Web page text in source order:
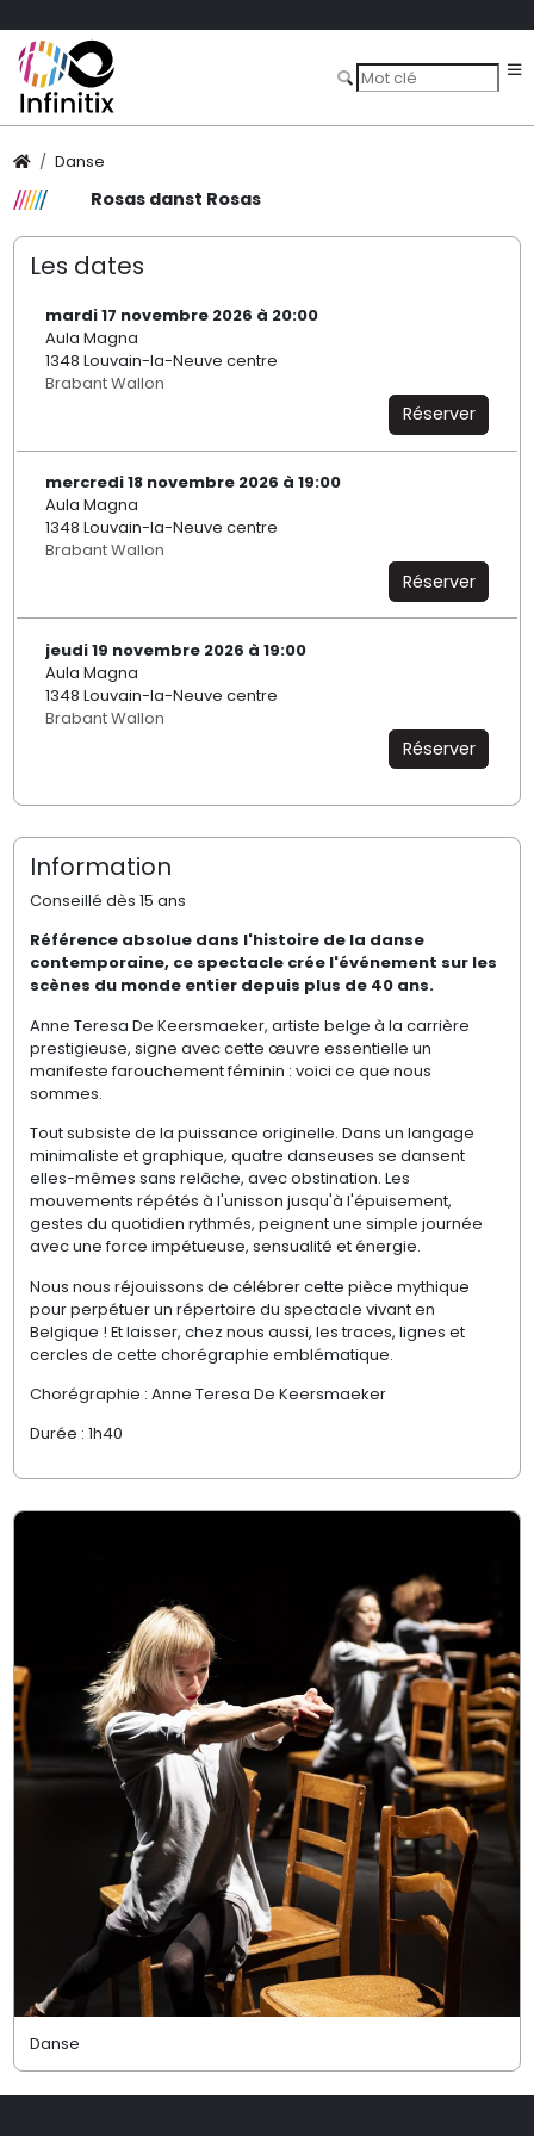
Danse
Rosas danst Rosas
Les dates
mardi 17 novembre 2026 à 20:00
Aula Magna
1348 Louvain-la-Neuve centre
Brabant Wallon
Réserver
mercredi 18 novembre 2026 à 19:00
Aula Magna
1348 Louvain-la-Neuve centre
Brabant Wallon
Réserver
jeudi 19 novembre 2026 à 19:00
Aula Magna
1348 Louvain-la-Neuve centre
Brabant Wallon
Réserver
Information
Conseillé dès 15 ans
Référence absolue dans l'histoire de la danse
contemporaine, ce spectacle crée l'événement sur les
scènes du monde entier depuis plus de 40 ans.
Anne Teresa De Keersmaeker, artiste belge à la carrière
prestigieuse, signe avec cette œuvre essentielle un
manifeste farouchement féminin : voici ce que nous
sommes.
Tout subsiste de la puissance originelle. Dans un langage
minimaliste et graphique, quatre danseuses se dansent
elles-mêmes sans relâche, avec obstination. Les
mouvements répétés à l'unisson jusqu'à l'épuisement,
gestes du quotidien rythmés, peignent une simple journée
avec une force impétueuse, sensualité et énergie.
Nous nous réjouissons de célébrer cette pièce mythique
pour perpétuer un répertoire du spectacle vivant en
Belgique ! Et laisser, chez nous aussi, les traces, lignes et
cercles de cette chorégraphie emblématique.
Chorégraphie : Anne Teresa De Keersmaeker
Durée : 1h40
Danse